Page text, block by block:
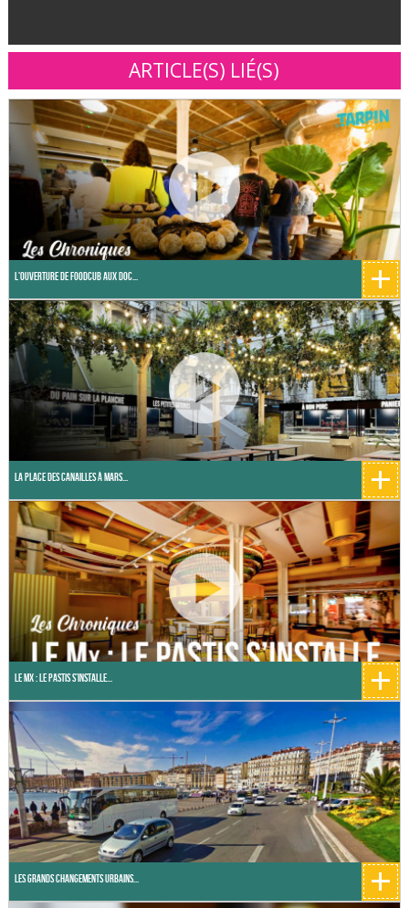
ARTICLE(S) LIÉ(S)
L'ouverture de Foodcub aux Doc... +
La place des canailles à Mars... +
Le Mx : Le Pastis s’installe... +
Les grands changements urbains... +